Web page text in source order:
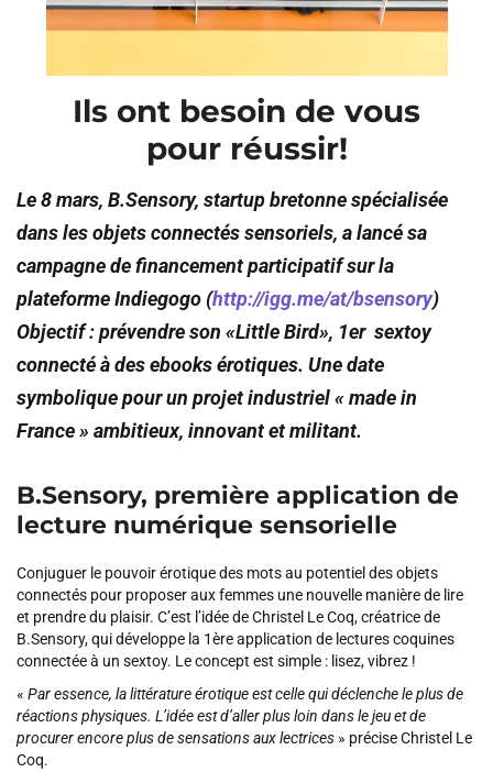
Ils ont besoin de vous
pour réussir!
Le 8 mars, B.Sensory, startup bretonne spécialisée
dans les objets connectés sensoriels, a lancé sa
campagne de financement participatif sur la
plateforme Indiegogo (http://igg.me/at/bsensory)
Objectif : prévendre son «Little Bird», 1er sextoy
connecté à des ebooks érotiques. Une date
symbolique pour un projet industriel « made in
France » ambitieux, innovant et militant.
B.Sensory, première application de
lecture numérique sensorielle
Conjuguer le pouvoir érotique des mots au potentiel des objets
connectés pour proposer aux femmes une nouvelle manière de lire
et prendre du plaisir. C’est l’idée de Christel Le Coq, créatrice de
B.Sensory, qui développe la 1ère application de lectures coquines
connectée à un sextoy. Le concept est simple : lisez, vibrez !
« Par essence, la littérature érotique est celle qui déclenche le plus de
réactions physiques. L’idée est d’aller plus loin dans le jeu et de
procurer encore plus de sensations aux lectrices » précise Christel Le
Coq.